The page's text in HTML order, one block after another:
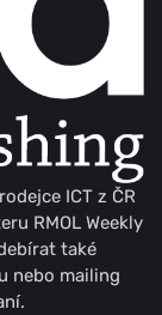
ICT z ČR
RMOL Weekly
také
nebo mailing